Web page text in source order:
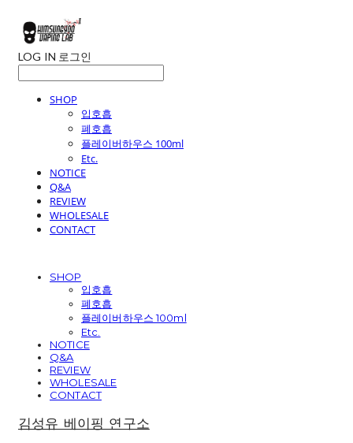
LOG IN 로그인
SHOP
입호흡
폐호흡
플레이버하우스 100ml
Etc.
NOTICE
Q&A
REVIEW
WHOLESALE
CONTACT
SHOP
입호흡
폐호흡
플레이버하우스 100ml
Etc.
NOTICE
Q&A
REVIEW
WHOLESALE
CONTACT
김성유 베이핑 연구소